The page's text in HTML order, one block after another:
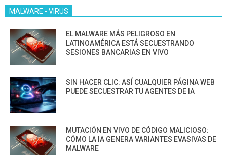
MALWARE - VIRUS
EL MALWARE MÁS PELIGROSO EN
LATINOAMÉRICA ESTÁ SECUESTRANDO
SESIONES BANCARIAS EN VIVO
SIN HACER CLIC: ASÍ CUALQUIER PÁGINA WEB
PUEDE SECUESTRAR TU AGENTES DE IA
MUTACIÓN EN VIVO DE CÓDIGO MALICIOSO:
CÓMO LA IA GENERA VARIANTES EVASIVAS DE
MALWARE